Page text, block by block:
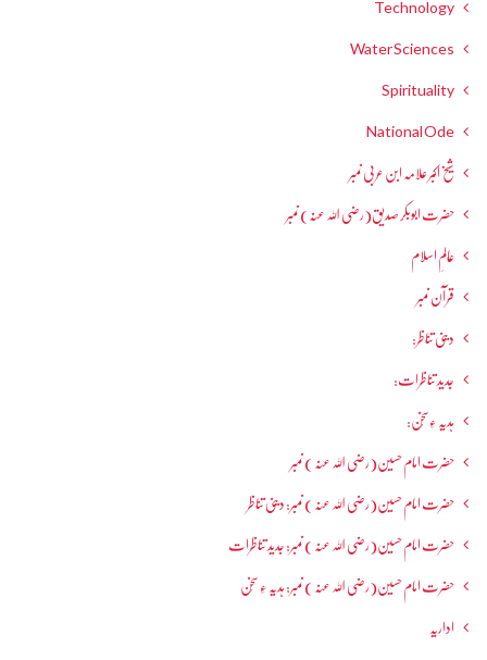
Technology
Water Sciences
Spirituality
National Ode
شیخ اکبر علامہ ابن عربی نمبر
حضرت ابوبکر صدیق(رضی اللہ عنہ) نمبر
عالمِ اسلام
قرآن نمبر
دینی تناظر:
جدید تناظرات:
ہدیہ ءِسُخن:
حضرت امام حسین(رضی اللہ عنہ ) نمبر
حضرت امام حسین(رضی اللہ عنہ ) نمبر: دینی تناظر
حضرت امام حسین(رضی اللہ عنہ ) نمبر: جدید تناظرات
حضرت امام حسین(رضی اللہ عنہ ) نمبر: ہدیہ ءِ سُخن
اداریہ